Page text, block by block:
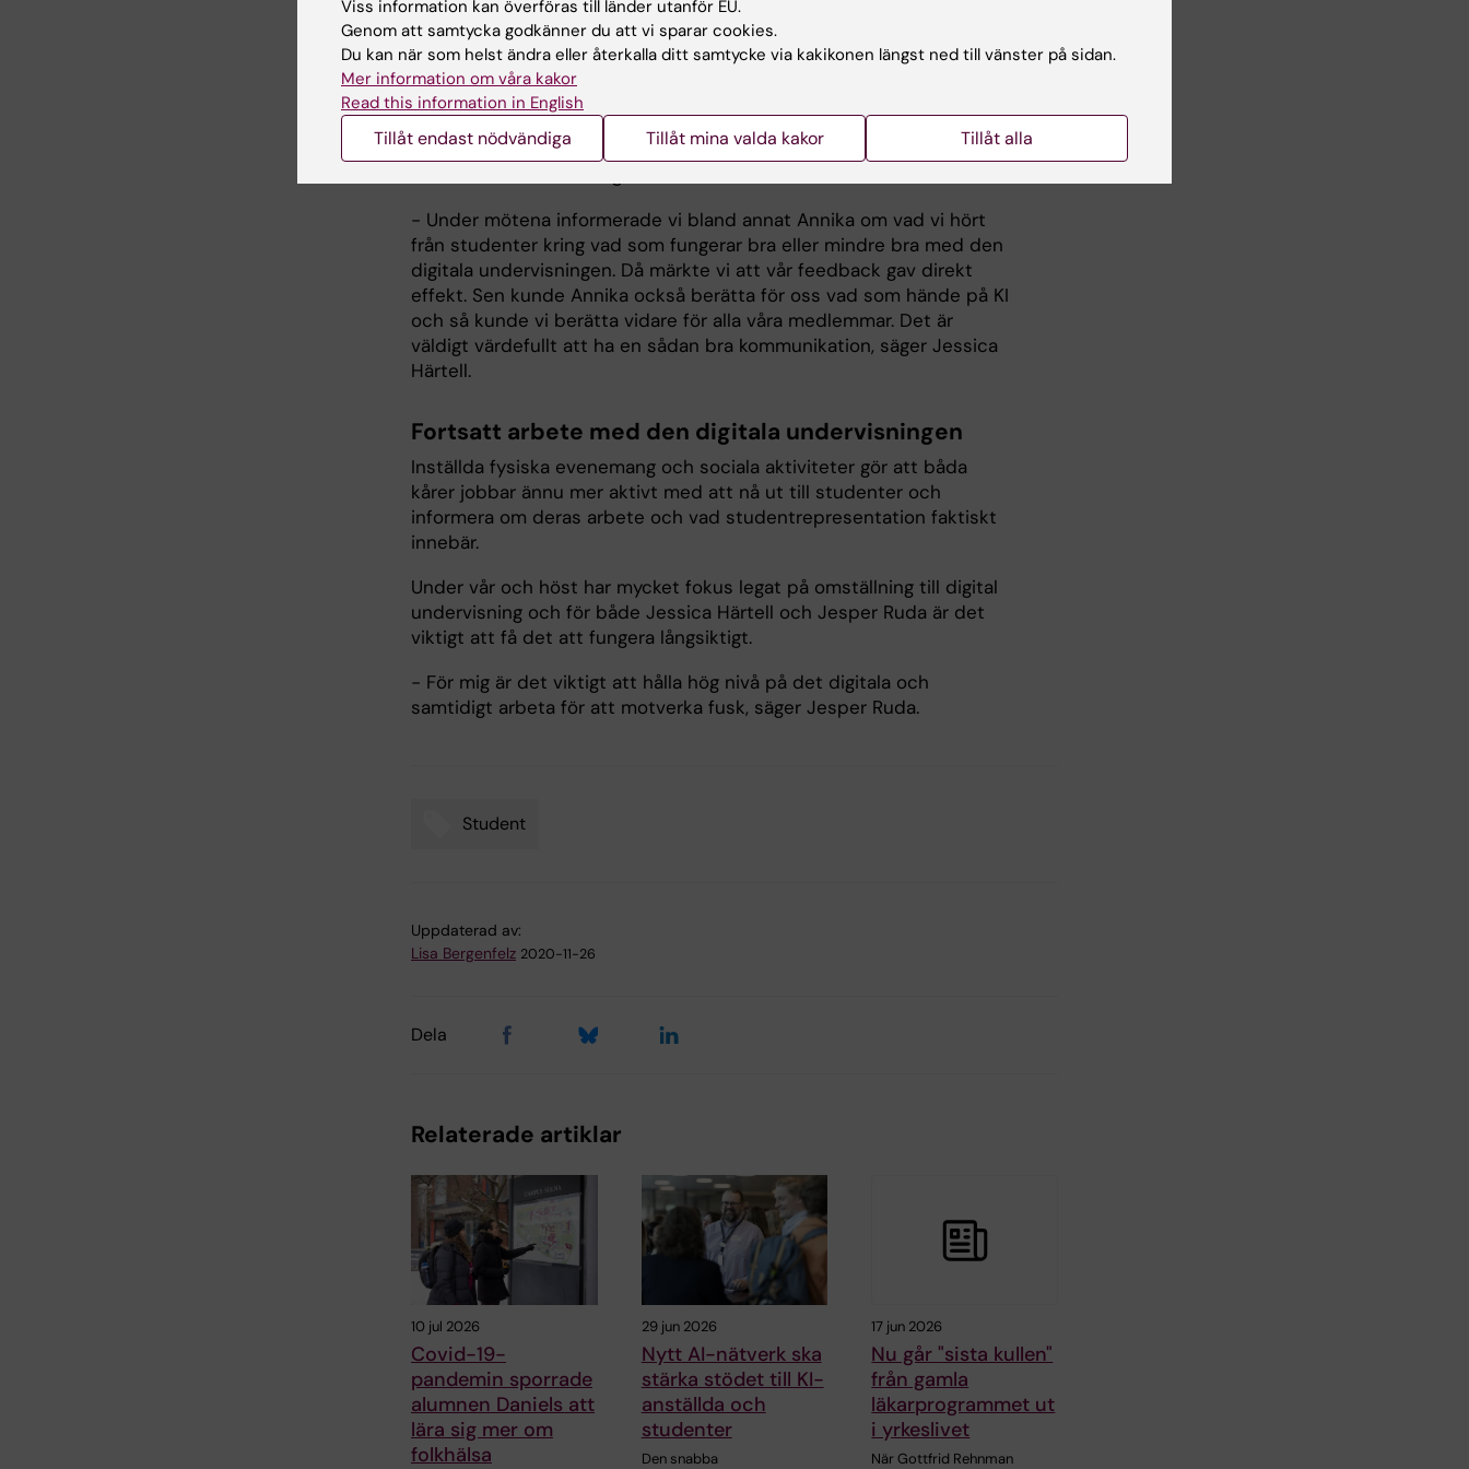
Stor chans att påverka och förbättra utbildningen
Under våren sattes studentrepresentationen på sin spets. När det
blev distansundervisning och nästan all undervisning ställdes om till
digital hade OF:s och MF:s presidium dagliga avstämningar med KI:s
- Under mötena informerade vi bland annat Annika om vad vi hört
från studenter kring vad som fungerar bra eller mindre bra med den
digitala undervisningen. Då märkte vi att vår feedback gav direkt
effekt. Sen kunde Annika också berätta för oss vad som hände på KI
och så kunde vi berätta vidare för alla våra medlemmar. Det är
väldigt värdefullt att ha en sådan bra kommunikation, säger Jessica
Härtell.
Fortsatt arbete med den digitala undervisningen
Inställda fysiska evenemang och sociala aktiviteter gör att båda
kårer jobbar ännu mer aktivt med att nå ut till studenter och
informera om deras arbete och vad studentrepresentation faktiskt
innebär.
Under vår och höst har mycket fokus legat på omställning till digital
undervisning och för både Jessica Härtell och Jesper Ruda är det
viktigt att få det att fungera långsiktigt.
- För mig är det viktigt att hålla hög nivå på det digitala och
samtidigt arbeta för att motverka fusk, säger Jesper Ruda.
Student
Uppdaterad av:
Lisa Bergenfelz 2020-11-26
Dela
Relaterade artiklar
10 jul 2026
Covid-19-
pandemin sporrade
alumnen Daniels att
lära sig mer om
folkhälsa
29 jun 2026
Nytt AI-nätverk ska
stärka stödet till KI-
anställda och
studenter
Den snabba
17 jun 2026
Nu går "sista kullen"
från gamla
läkarprogrammet ut
i yrkeslivet
När Gottfrid Rehnman
Viss information kan överföras till länder utanför EU.
Genom att samtycka godkänner du att vi sparar cookies.
Du kan när som helst ändra eller återkalla ditt samtycke via kakikonen längst ned till vänster på sidan.
Mer information om våra kakor
Read this information in English
Tillåt endast nödvändiga Tillåt mina valda kakor Tillåt alla